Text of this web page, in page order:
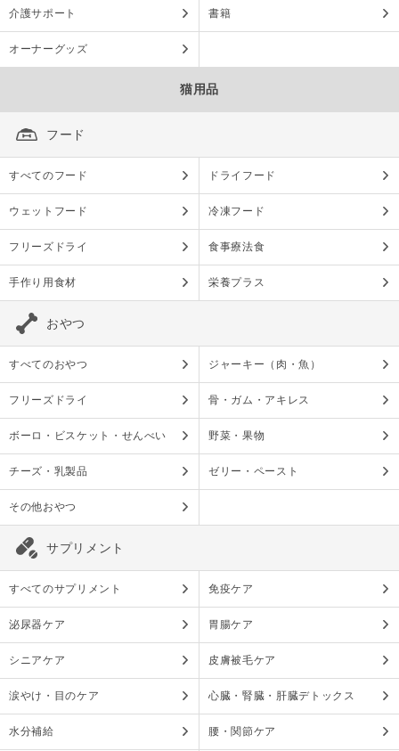
介護サポート 書籍
オーナーグッズ
猫用品
フード
すべてのフード ドライフード
ウェットフード 冷凍フード
フリーズドライ 食事療法食
手作り用食材 栄養プラス
おやつ
すべてのおやつ ジャーキー（肉・魚）
フリーズドライ 骨・ガム・アキレス
ボーロ・ビスケット・せんべい 野菜・果物
チーズ・乳製品 ゼリー・ペースト
その他おやつ
サプリメント
すべてのサプリメント 免疫ケア
泌尿器ケア 胃腸ケア
シニアケア 皮膚被毛ケア
涙やけ・目のケア 心臓・腎臓・肝臓デトックス
水分補給 腰・関節ケア